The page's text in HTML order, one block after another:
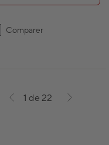
Comparer
1 de 22